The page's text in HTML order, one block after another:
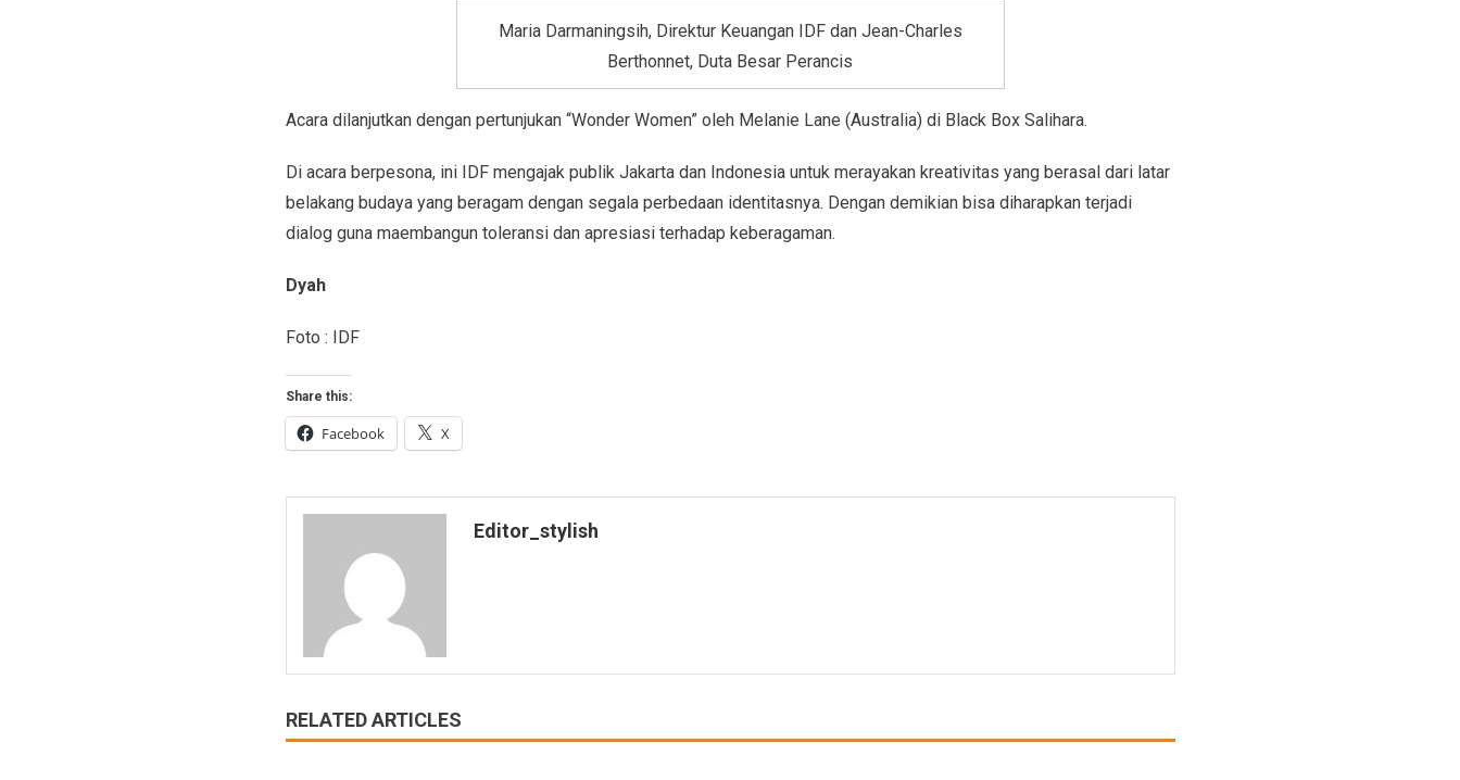
Maria Darmaningsih, Direktur Keuangan IDF dan Jean-Charles
Berthonnet, Duta Besar Perancis
Acara dilanjutkan dengan pertunjukan “Wonder Women” oleh Melanie Lane (Australia) di Black Box Salihara.
Di acara berpesona, ini IDF mengajak publik Jakarta dan Indonesia untuk merayakan kreativitas yang berasal dari latar
belakang budaya yang beragam dengan segala perbedaan identitasnya. Dengan demikian bisa diharapkan terjadi
dialog guna maembangun toleransi dan apresiasi terhadap keberagaman.
Dyah
Foto : IDF
Share this:
Facebook X
Editor_stylish
RELATED ARTICLES